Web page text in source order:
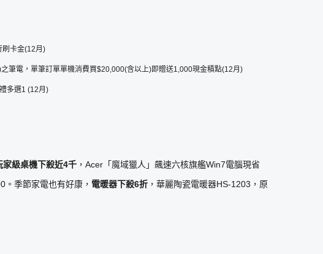
刷卡金(12月)
筆電，單筆訂單單機消費買$20,000(含以上)即贈送1,000現金積點(12月)
多選1 (12月)
家級桌機下殺近4千 ，Acer「魔域獵人」飆速六核旗艦Win7電腦現省
季節家電也有好康， 電暖器下殺6折 ，華麗陶瓷電暖器HS-1203，原